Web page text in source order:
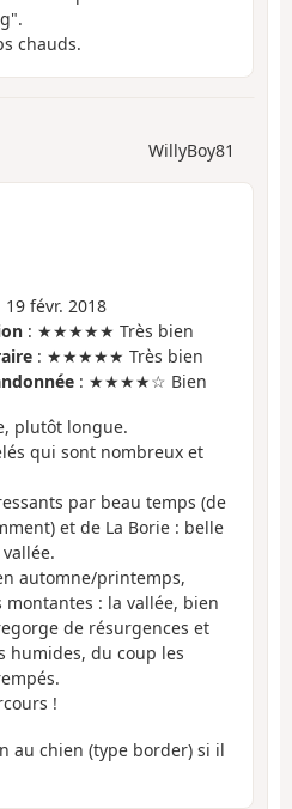
chauds.
WillyBoy81
19 févr. 2018
: ★★★★★ Très bien
: ★★★★★ Très bien
: ★★★★☆ Bien
plutôt longue.
qui sont nombreux et
par beau temps (de
et de La Borie : belle
automne/printemps,
: la vallée, bien
de résurgences et
humides, du coup les
!
au chien (type border) si il